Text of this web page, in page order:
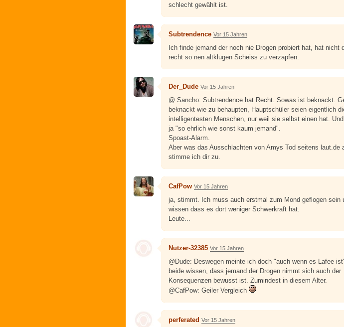
schlecht gewählt ist.
Alarm
Subtrendence Vor 15 Jahren
Ich finde jemand der noch nie Drogen probiert hat, hat nicht
recht so nen altklugen Scheiss zu verzapfen.
Alarm
Der_Dude Vor 15 Jahren
@ Sancho: Subtrendence hat Recht. Sowas ist beknackt.
beknackt wie zu behaupten, Hauptschüler seien eigentlich
intelligentesten Menschen, nur weil sie selbst einen hat.
ja "so ehrlich wie sonst kaum jemand".
Spoast-Alarm.
Aber was das Ausschlachten von Amys Tod seitens laut.de
stimme ich dir zu.
Alarm
CafPow Vor 15 Jahren
ja, stimmt. Ich muss auch erstmal zum Mond geflogen sein
wissen dass es dort weniger Schwerkraft hat.
Leute...
Alarm
Nutzer-32385 Vor 15 Jahren
@Dude: Deswegen meinte ich doch "auch wenn es Lafee
beide wissen, dass jemand der Drogen nimmt sich auch der
Konsequenzen bewusst ist. Zumindest in diesem Alter.
@CafPow: Geiler Vergleich
Alarm
perferated Vor 15 Jahren